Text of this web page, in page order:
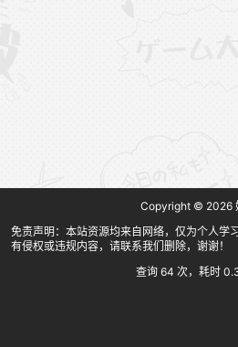
Copyright © 2026
免责声明：本站资源均来自网络，仅为个人学
有侵权或违规内容，请联系我们删除，谢谢！
查询 64 次，耗时